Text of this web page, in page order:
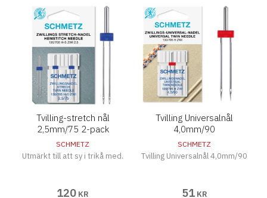
Tvilling-stretch nål
2,5mm/75 2-pack
SCHMETZ
Utmärkt till att sy i trikå med.
120 KR
Tvilling Universalnål
4,0mm/90
SCHMETZ
Tvilling Universalnål 4,0mm/90
51 KR